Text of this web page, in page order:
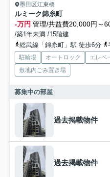
墨田区江東橋
ルミーク錦糸町
-万円 管理/共益費20,000円～
/築1年未満 /15階建
総武線「錦糸町」駅 徒歩6分
駐輪場 オートロック エレベ
敷地内ごみ置き場
募集中の部屋
過去掲載物件
過去掲載物件